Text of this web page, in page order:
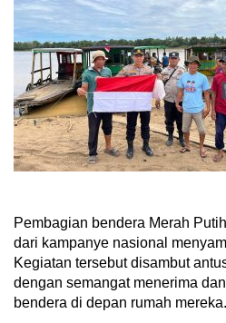
Pembagian bendera Merah
dari kampanye nasional
Kegiatan tersebut disambut
dengan semangat menerima
bendera di depan rumah mereka.